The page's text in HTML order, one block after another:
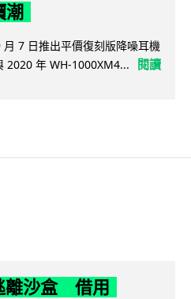
潮
7 日推出平價復刻版降噪耳機
2020 年 WH-1000XM4...
閱讀
離沙盒 借用